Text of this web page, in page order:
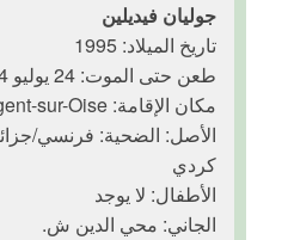
جوليان فيديلين
تاريخ الميلاد: 1995
طعن حتى الموت: 24 يوليو 2014
مكان الإقامة: Nogent-sur-Oise
الأصل: الضحية: فرنسي/
كردي
الأطفال: لا يوجد
الجاني: محي الدين ش.